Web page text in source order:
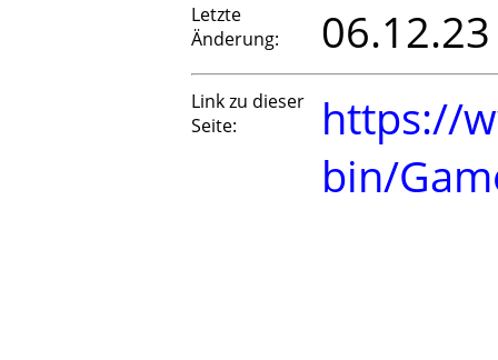
Letzte
Änderung:
06.12.23
Link zu dieser
Seite:
https://
bin/